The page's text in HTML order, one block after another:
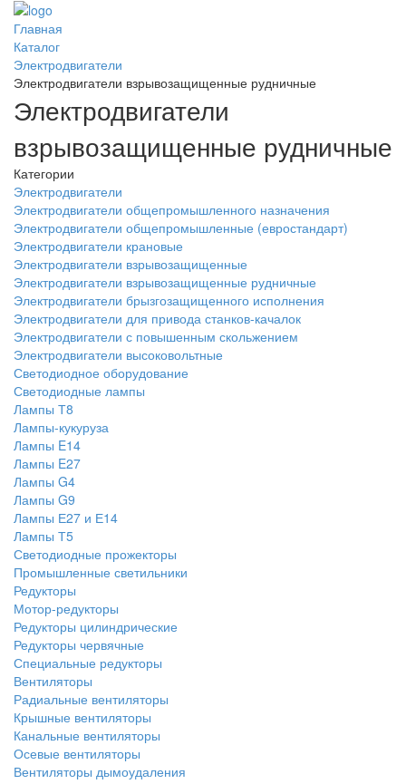
Главная
Каталог
Электродвигатели
Электродвигатели взрывозащищенные рудничные
Электродвигатели
взрывозащищенные рудничные
Категории
Электродвигатели
Электродвигатели общепромышленного назначения
Электродвигатели общепромышленные (евростандарт)
Электродвигатели крановые
Электродвигатели взрывозащищенные
Электродвигатели взрывозащищенные рудничные
Электродвигатели брызгозащищенного исполнения
Электродвигатели для привода станков-качалок
Электродвигатели с повышенным скольжением
Электродвигатели высоковольтные
Светодиодное оборудование
Светодиодные лампы
Лампы Т8
Лампы-кукуруза
Лампы E14
Лампы E27
Лампы G4
Лампы G9
Лампы Е27 и Е14
Лампы Т5
Светодиодные прожекторы
Промышленные светильники
Редукторы
Мотор-редукторы
Редукторы цилиндрические
Редукторы червячные
Специальные редукторы
Вентиляторы
Радиальные вентиляторы
Крышные вентиляторы
Канальные вентиляторы
Осевые вентиляторы
Вентиляторы дымоудаления